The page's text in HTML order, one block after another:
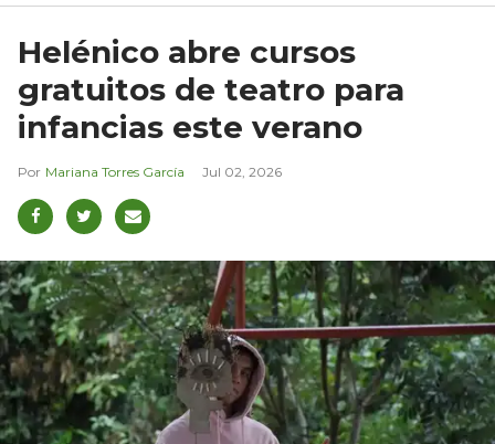
Helénico abre cursos
gratuitos de teatro para
infancias este verano
Mariana Torres García Jul 02, 2026